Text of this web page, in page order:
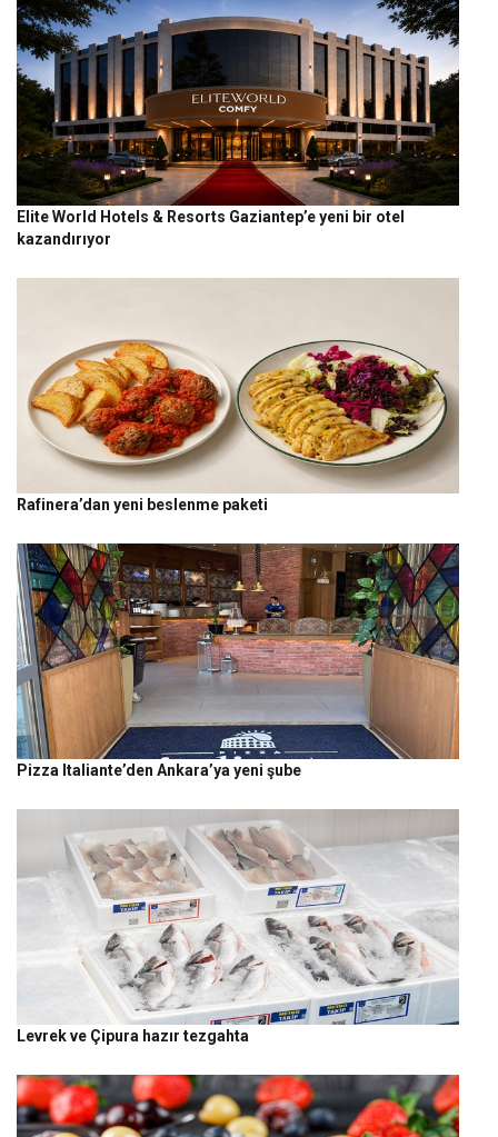
Elite World Hotels & Resorts Gaziantep’e yeni bir otel
kazandırıyor
Rafinera’dan yeni beslenme paketi
Pizza Italiante’den Ankara’ya yeni şube
Levrek ve Çipura hazır tezgahta